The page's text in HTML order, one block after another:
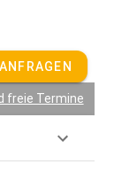
freie Termine